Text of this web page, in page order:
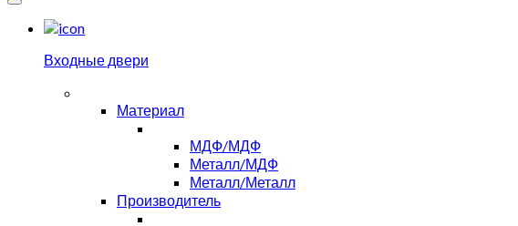
Входные двери
Материал
МДФ/МДФ
Металл/МДФ
Металл/Металл
Производитель